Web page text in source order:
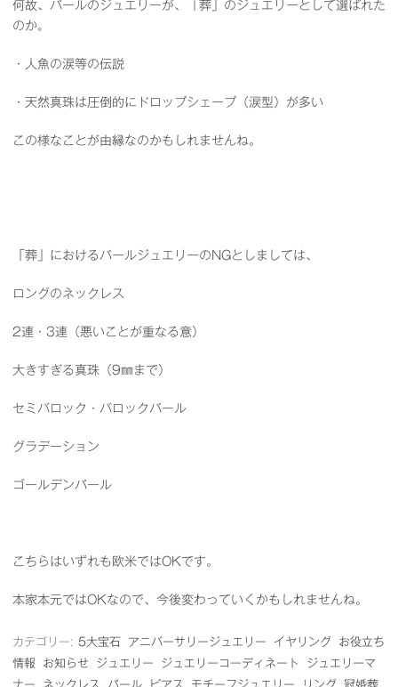
何故、パールのジュエリーが、「葬」のジュエリーとして選ばれた
のか。
・人魚の涙等の伝説
・天然真珠は圧倒的にドロップシェープ（涙型）が多い
この様なことが由縁なのかもしれませんね。
「葬」におけるパールジュエリーのNGとしましては、
ロングのネックレス
2連・3連（悪いことが重なる意）
大きすぎる真珠（9㎜まで）
セミバロック・バロックパール
グラデーション
ゴールデンパール
こちらはいずれも欧米ではOKです。
本家本元ではOKなので、今後変わっていくかもしれませんね。
カテゴリー: 5大宝石 アニバーサリージュエリー イヤリング
お役立ち
情報
お知らせ ジュエリー ジュエリーコーディネート
ジュエリーマ